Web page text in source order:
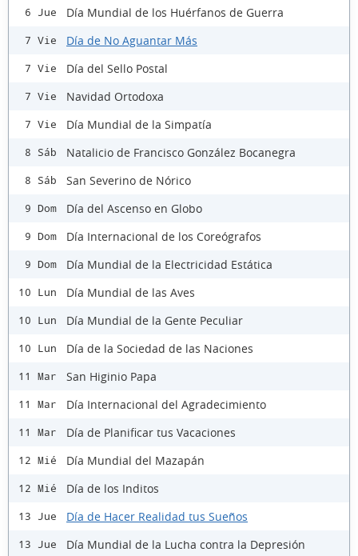
6 Jue Día Mundial de los Huérfanos de Guerra
7 Vie Día de No Aguantar Más
7 Vie Día del Sello Postal
7 Vie Navidad Ortodoxa
7 Vie Día Mundial de la Simpatía
8 Sáb Natalicio de Francisco González Bocanegra
8 Sáb San Severino de Nórico
9 Dom Día del Ascenso en Globo
9 Dom Día Internacional de los Coreógrafos
9 Dom Día Mundial de la Electricidad Estática
10 Lun Día Mundial de las Aves
10 Lun Día Mundial de la Gente Peculiar
10 Lun Día de la Sociedad de las Naciones
11 Mar San Higinio Papa
11 Mar Día Internacional del Agradecimiento
11 Mar Día de Planificar tus Vacaciones
12 Mié Día Mundial del Mazapán
12 Mié Día de los Inditos
13 Jue Día de Hacer Realidad tus Sueños
13 Jue Día Mundial de la Lucha contra la Depresión